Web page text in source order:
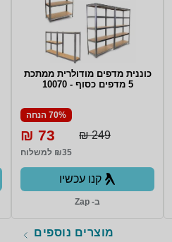
כוננית מדפים מודולרית ממתכת
5 מדפים כסוף - 10070
70% הנחה
249 ₪
73 ₪
₪35 למשלוח
קנו עכשיו
ב- Zap
מוצרים נוספים